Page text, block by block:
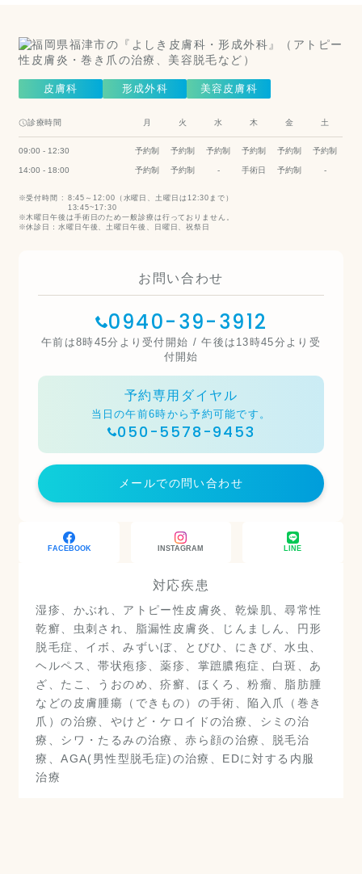
皮膚科 形成外科 美容皮膚科
診療時間 月 火 水 木 金 土
09:00 - 12:30 予約制 予約制 予約制 予約制 予約制 予約制
14:00 - 18:00 予約制 予約制 - 手術日 予約制 -
受付時間 : 8:45～12:00（水曜日、土曜日は12:30まで）
13:45~17:30
木曜日午後は手術日のため一般診療は行っておりません。
休診日：水曜日午後、土曜日午後、日曜日、祝祭日
お問い合わせ
0940-39-3912
午前は8時45分より受付開始 / 午後は13時45分より受
付開始
予約専用ダイヤル
当日の午前6時から予約可能です。
050-5578-9453
メールでの問い合わせ
FACEBOOK INSTAGRAM LINE
対応疾患
湿疹、かぶれ、アトピー性皮膚炎、乾燥肌、尋常性
乾癬、虫刺され、脂漏性皮膚炎、じんましん、円形
脱毛症、イボ、みずいぼ、とびひ、にきび、水虫、
ヘルペス、帯状疱疹、薬疹、掌蹠膿疱症、白斑、あ
ざ、たこ、うおのめ、疥癬、ほくろ、粉瘤、脂肪腫
などの皮膚腫瘍（できもの）の手術、陥入爪（巻き
爪）の治療、やけど・ケロイドの治療、シミの治
療、シワ・たるみの治療、赤ら顔の治療、脱毛治
療、AGA(男性型脱毛症)の治療、EDに対する内服
治療